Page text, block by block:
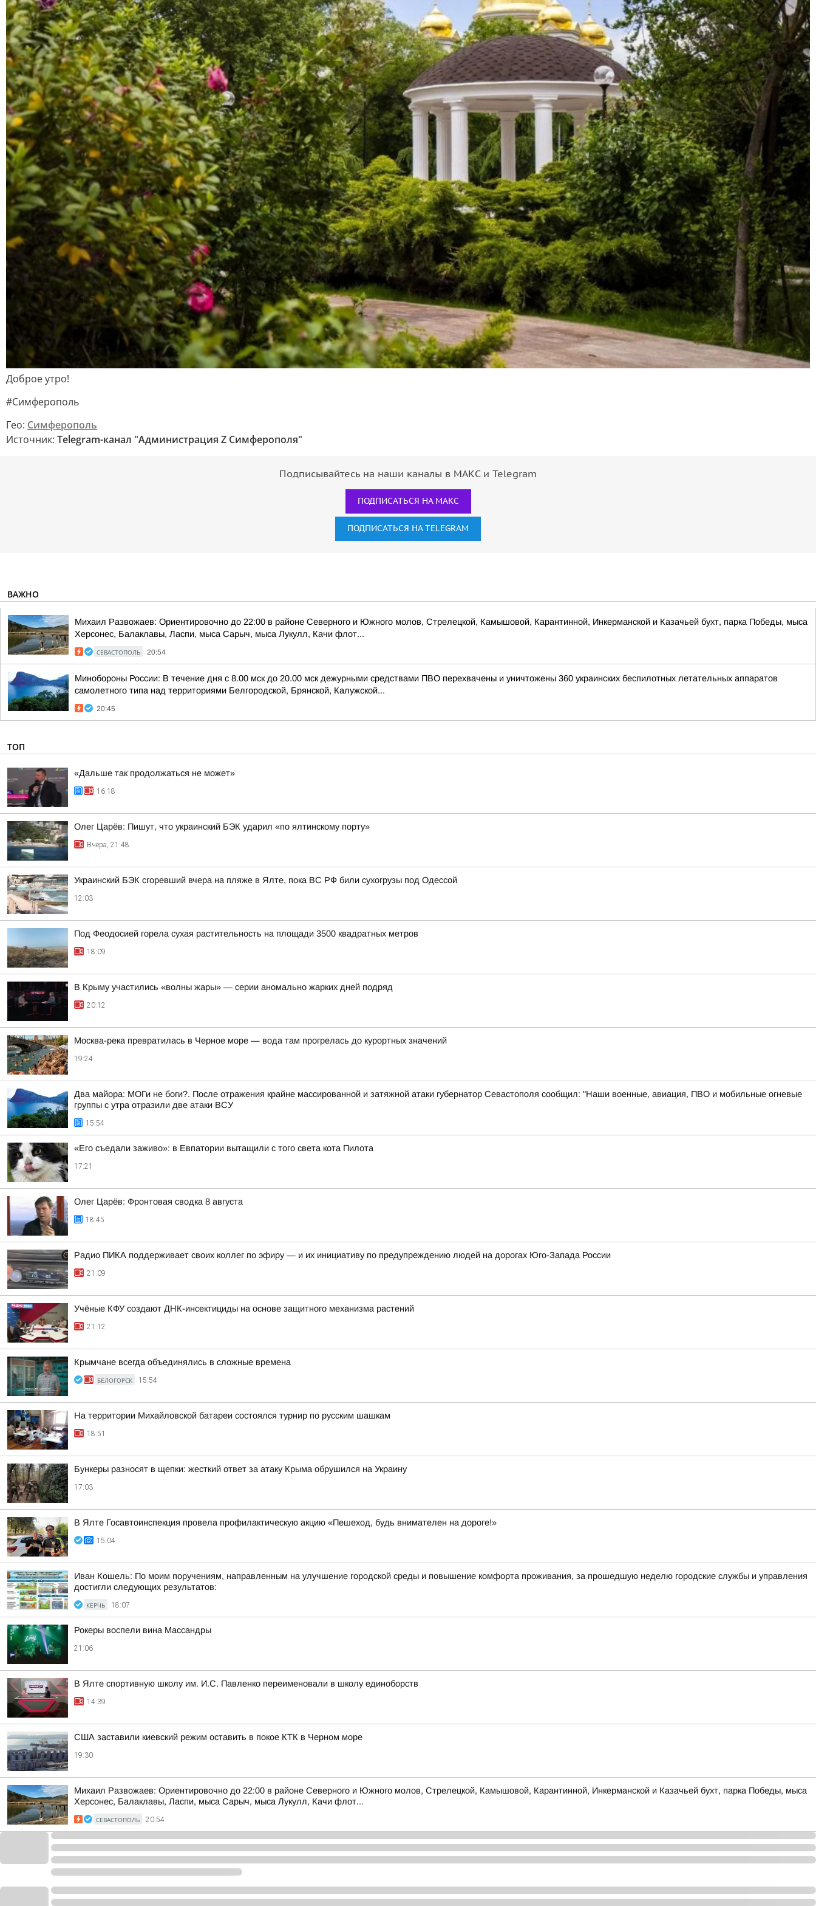
Доброе утро!
#Симферополь
Гео: Симферополь
Источник: Telegram-канал "Администрация Z Симферополя"
Подписывайтесь на наши каналы в МАКС и Telegram
ПОДПИСАТЬСЯ НА МАКС
ПОДПИСАТЬСЯ НА TELEGRAM
ВАЖНО
Михаил Развожаев: Ориентировочно до 22:00 в районе Северного и Южного молов, Стрелецкой, Камышовой, Карантинной, Инкерманской и Казачьей бухт, парка Победы, мыса
Херсонес, Балаклавы, Ласпи, мыса Сарыч, мыса Лукулл, Качи флот...
СЕВАСТОПОЛЬ 20:54
Минобороны России: В течение дня с 8.00 мск до 20.00 мск дежурными средствами ПВО перехвачены и уничтожены 360 украинских беспилотных летательных аппаратов
самолетного типа над территориями Белгородской, Брянской, Калужской...
20:45
ТОП
«Дальше так продолжаться не может»
16:18
Олег Царёв: Пишут, что украинский БЭК ударил «по ялтинскому порту»
Вчера, 21:48
Украинский БЭК сгоревший вчера на пляже в Ялте, пока ВС РФ били сухогрузы под Одессой
12:03
Под Феодосией горела сухая растительность на площади 3500 квадратных метров
18:09
В Крыму участились «волны жары» — серии аномально жарких дней подряд
20:12
Москва-река превратилась в Черное море — вода там прогрелась до курортных значений
19:24
Два майора: МОГи не боги?. После отражения крайне массированной и затяжной атаки губернатор Севастополя сообщил: "Наши военные, авиация, ПВО и мобильные огневые
группы с утра отразили две атаки ВСУ
15:54
«Его съедали заживо»: в Евпатории вытащили с того света кота Пилота
17:21
Олег Царёв: Фронтовая сводка 8 августа
18:45
Радио ПИКА поддерживает своих коллег по эфиру — и их инициативу по предупреждению людей на дорогах Юго-Запада России
21:09
Учёные КФУ создают ДНК-инсектициды на основе защитного механизма растений
21:12
Крымчане всегда объединялись в сложные времена
БЕЛОГОРСК 15:54
На территории Михайловской батареи состоялся турнир по русским шашкам
18:51
Бункеры разносят в щепки: жесткий ответ за атаку Крыма обрушился на Украину
17:03
В Ялте Госавтоинспекция провела профилактическую акцию «Пешеход, будь внимателен на дороге!»
15:04
Иван Кошель: По моим поручениям, направленным на улучшение городской среды и повышение комфорта проживания, за прошедшую неделю городские службы и управления
достигли следующих результатов:
КЕРЧЬ 18:07
Рокеры воспели вина Массандры
21:06
В Ялте спортивную школу им. И.С. Павленко переименовали в школу единоборств
14:39
США заставили киевский режим оставить в покое КТК в Черном море
19:30
Михаил Развожаев: Ориентировочно до 22:00 в районе Северного и Южного молов, Стрелецкой, Камышовой, Карантинной, Инкерманской и Казачьей бухт, парка Победы, мыса
Херсонес, Балаклавы, Ласпи, мыса Сарыч, мыса Лукулл, Качи флот...
СЕВАСТОПОЛЬ 20:54